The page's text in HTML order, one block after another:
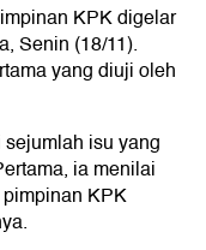
KPK digelar
Senin (18/11).
yang diuji oleh
isu yang
ia menilai
KPK